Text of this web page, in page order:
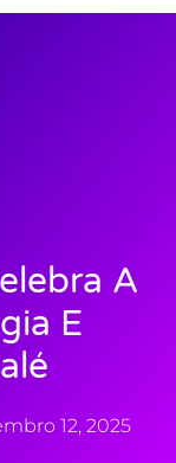
A
E
12, 2025